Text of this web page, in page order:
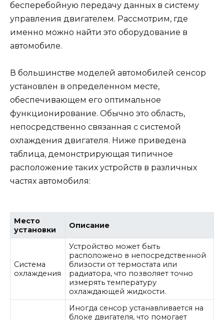
бесперебойную передачу данных в систему
управления двигателем. Рассмотрим, где
именно можно найти это оборудование в
автомобиле.
В большинстве моделей автомобилей сенсор
установлен в определенном месте,
обеспечивающем его оптимальное
функционирование. Обычно это область,
непосредственно связанная с системой
охлаждения двигателя. Ниже приведена
таблица, демонстрирующая типичное
расположение таких устройств в различных
частях автомобиля:
Место
установки
Описание
Система
охлаждения
Устройство может быть
расположено в непосредственной
близости от термостата или
радиатора, что позволяет точно
измерять температуру
охлаждающей жидкости.
Иногда сенсор устанавливается на
блоке двигателя, что помогает